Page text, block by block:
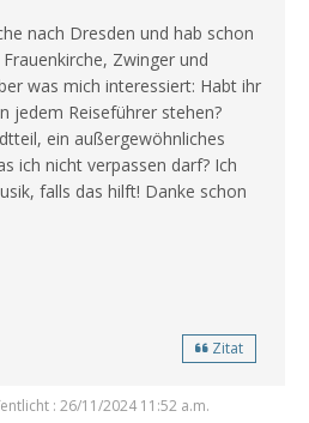
nach Dresden und hab schon
Zwinger und
was mich interessiert: Habt ihr
jedem Reiseführer stehen?
ein außergewöhnliches
ich nicht verpassen darf? Ich
falls das hilft! Danke schon
Zitat
: 26/11/2024 11:52 a.m.